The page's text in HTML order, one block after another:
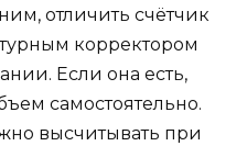
отличить счётчик
корректором
Если она есть,
самостоятельно.
высчитывать при